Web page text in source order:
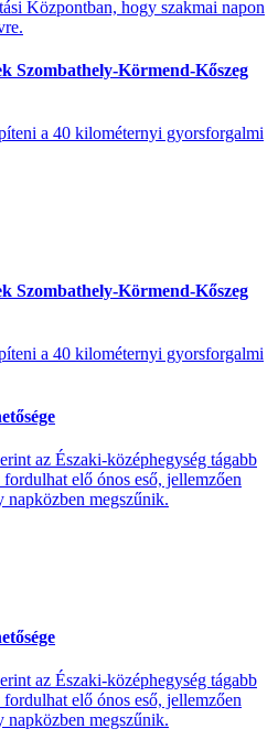
Központban, hogy szakmai napon
Szombathely-Körmend-Kőszeg
a 40 kilométernyi gyorsforgalmi
Szombathely-Körmend-Kőszeg
a 40 kilométernyi gyorsforgalmi
az Északi-középhegység tágabb
elő ónos eső, jellemzően
napközben megszűnik.
az Északi-középhegység tágabb
elő ónos eső, jellemzően
napközben megszűnik.